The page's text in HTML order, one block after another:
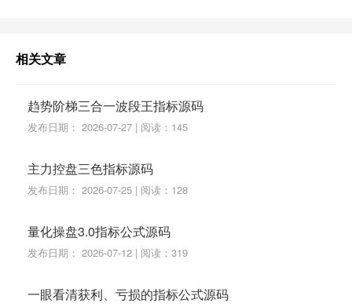
相关文章
趋势阶梯三合一波段王指标源码
发布日期： 2026-07-27 | 阅读：145
主力控盘三色指标源码
发布日期： 2026-07-25 | 阅读：128
量化操盘3.0指标公式源码
发布日期： 2026-07-12 | 阅读：319
一眼看清获利、亏损的指标公式源码